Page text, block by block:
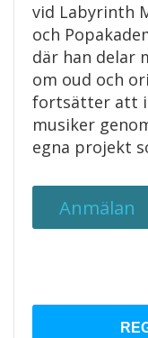
vid Labyrinth
och
där han delar
om oud och
fortsätter att
musiker
egna projekt
Anmälan